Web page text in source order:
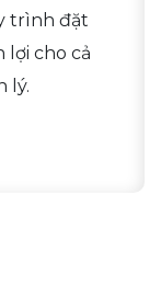
trình đặt
lợi cho cả
lý.